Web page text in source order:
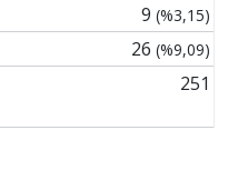
9 (%3,15)
26 (%9,09)
251